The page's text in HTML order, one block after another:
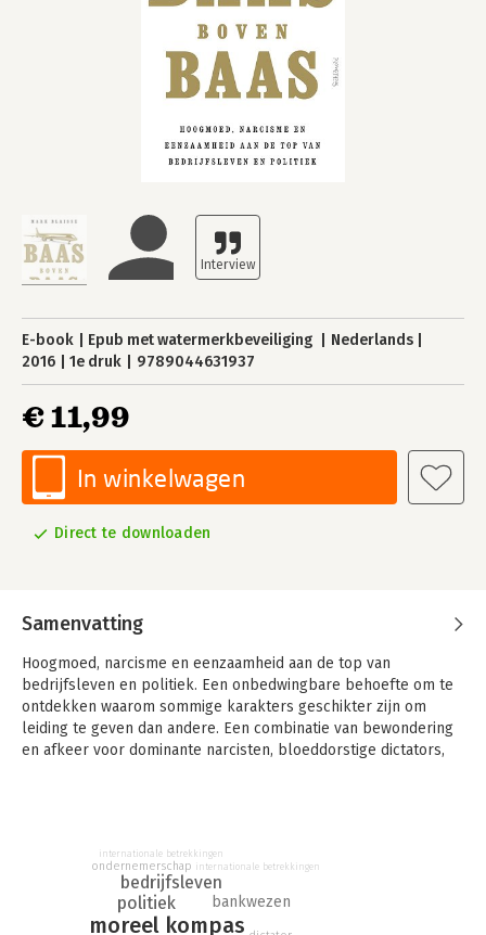
E-book Epub met watermerkbeveiliging
Nederlands
2016
1e druk 9789044631937
€ 11,99
In winkelwagen
Direct te downloaden
Samenvatting
Hoogmoed, narcisme en eenzaamheid aan de top van
bedrijfsleven en politiek. Een onbedwingbare behoefte om te
ontdekken waarom sommige karakters geschikter zijn om
leiding te geven dan andere. Een combinatie van bewondering
en afkeer voor dominante narcisten, bloeddorstige dictators,
verleiden tot platte roddels, maar schetst hij doorwrochte
portretten van bazen voor wie hij heeft gewerkt of die hij als
journalist in het vizier kreeg. Waarom veranderen zij, eenmaal
aan de top, zo vaak in amorele einzelgängers, voor wie de wet
moreel kompas
politiek
bedrijfsleven
bankwezen
ondernemerschap
internationale betrekkingen
internationale betrekkingen